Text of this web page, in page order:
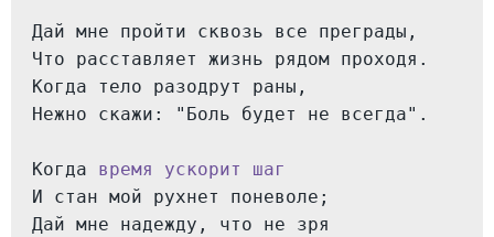
Дай мне пройти сквозь все преграды,
Что расставляет жизнь рядом проходя.
Когда тело разодрут раны,
Нежно скажи: "Боль будет не всегда".
Когда время ускорит шаг
И стан мой рухнет поневоле;
Дай мне надежду, что не зря